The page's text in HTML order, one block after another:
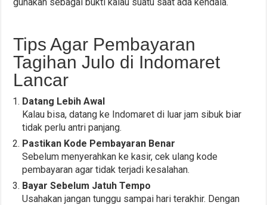
Tips Agar Pembayaran
Tagihan Julo di Indomaret
Lancar
Datang Lebih Awal
Kalau bisa, datang ke Indomaret di luar jam sibuk biar
tidak perlu antri panjang.
Pastikan Kode Pembayaran Benar
Sebelum menyerahkan ke kasir, cek ulang kode
pembayaran agar tidak terjadi kesalahan.
Bayar Sebelum Jatuh Tempo
Usahakan jangan tunggu sampai hari terakhir. Dengan